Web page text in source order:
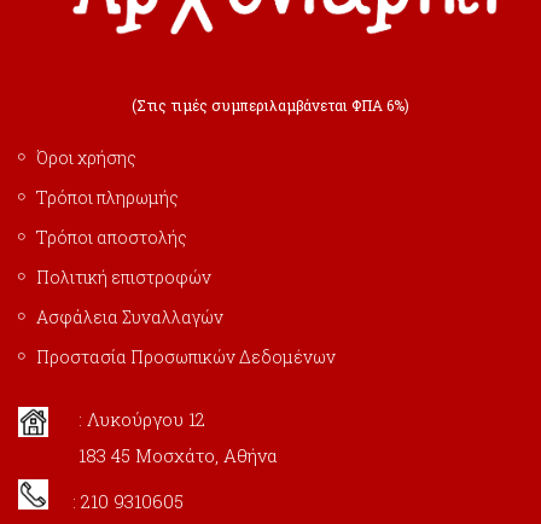
(Στις τιμές συμπεριλαμβάνεται ΦΠΑ 6%)
Όροι χρήσης
Τρόποι πληρωμής
Τρόποι αποστολής
Πολιτική επιστροφών
Ασφάλεια Συναλλαγών
Προστασία Προσωπικών Δεδομένων
: Λυκούργου 12
183 45 Μοσχάτο, Αθήνα
: 210 9310605